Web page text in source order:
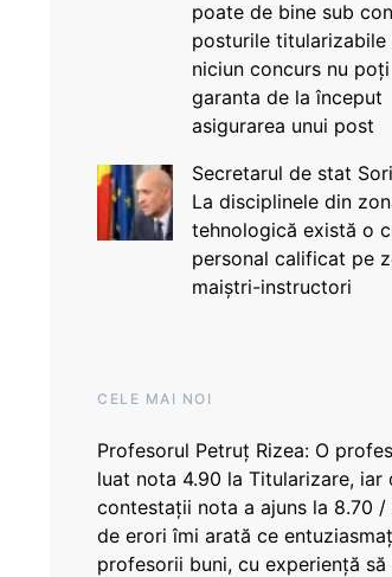
poate de bine sub
posturile titularizabile
niciun concurs nu poți
garanta de la început
asigurarea unui post
Secretarul de stat
La disciplinele din
tehnologică există o
personal calificat pe
maiștri-instructori
CELE MAI NOI
Profesorul Petruț Rizea: O
luat nota 4.90 la Titularizare, iar
contestații nota a ajuns la 8.70 /
de erori îmi arată ce
profesorii buni, cu experiență să